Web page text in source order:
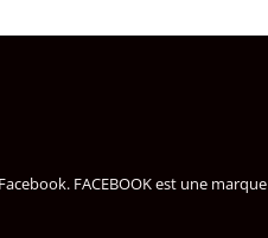
FACEBOOK est une marque